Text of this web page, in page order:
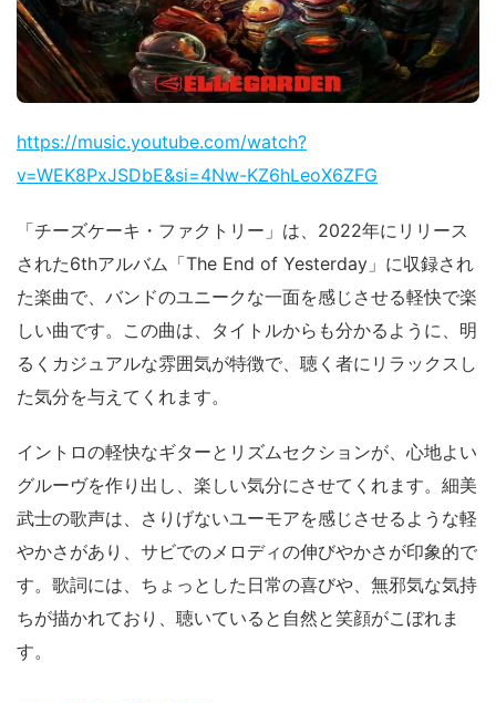
https://music.youtube.com/watch?
v=WEK8PxJSDbE&si=4Nw-KZ6hLeoX6ZFG
「チーズケーキ・ファクトリー」は、2022年にリリース
された6thアルバム「The End of Yesterday」に収録され
た楽曲で、バンドのユニークな一面を感じさせる軽快で楽
しい曲です。この曲は、タイトルからも分かるように、明
るくカジュアルな雰囲気が特徴で、聴く者にリラックスし
た気分を与えてくれます。
イントロの軽快なギターとリズムセクションが、心地よい
グルーヴを作り出し、楽しい気分にさせてくれます。細美
武士の歌声は、さりげないユーモアを感じさせるような軽
やかさがあり、サビでのメロディの伸びやかさが印象的で
す。歌詞には、ちょっとした日常の喜びや、無邪気な気持
ちが描かれており、聴いていると自然と笑顔がこぼれま
す。